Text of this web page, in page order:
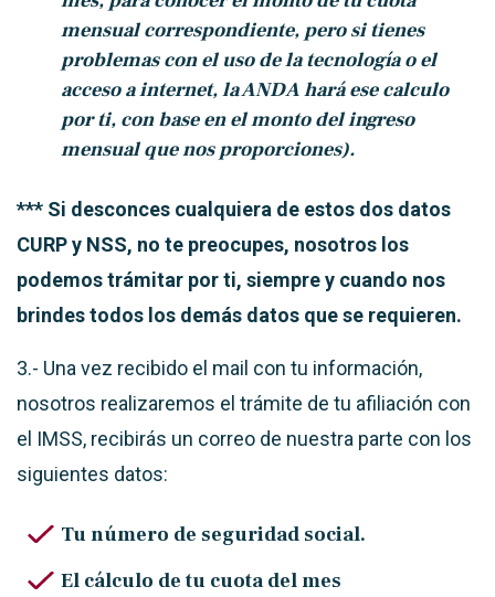
mensual correspondiente, pero si tienes
problemas con el uso de la tecnología o el
acceso a internet, la ANDA hará ese calculo
por ti, con base en el monto del ingreso
mensual que nos proporciones).
*** Si desconces cualquiera de estos dos datos
CURP y NSS, no te preocupes, nosotros los
podemos trámitar por ti, siempre y cuando nos
brindes todos los demás datos que se requieren.
3.- Una vez recibido el mail con tu información,
nosotros realizaremos el trámite de tu afiliación con
el IMSS, recibirás un correo de nuestra parte con los
siguientes datos:
Tu número de seguridad social.
El cálculo de tu cuota del mes